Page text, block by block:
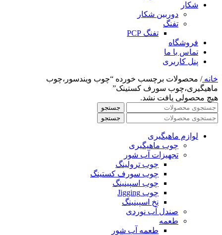
شکار
دوربین شکار
تفنگ
تفنگ PCP
فروشگاه
تماس با ما
پنل کاربری
خانه/ محصولات برچسب خورده “چوب ویندسور،چوب
ماهیگیری،چوب سورف کستینک”
هیچ محصولی یافت نشد.
جستجو
جستجو
لوازم ماهیگیری
چوب ماهیگیری
تجهیزات آب شور
چوب ترولینگ
چوب سورف کستینگ
چوب اسپینینگ
چوب Jigging
نخ اسپینینگ
صندل آب نوردی
طعمه
طعمه آب شور